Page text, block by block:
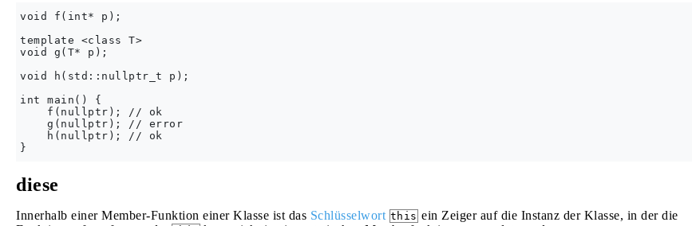
void f(int* p);
template <class T>
void g(T* p);
void h(std::nullptr_t p);
int main() {
    f(nullptr); // ok
    g(nullptr); // error
    h(nullptr); // ok
diese
Innerhalb einer Member-Funktion einer Klasse ist das Schlüsselwort this ein Zeiger auf die Instanz der Klasse, in der die